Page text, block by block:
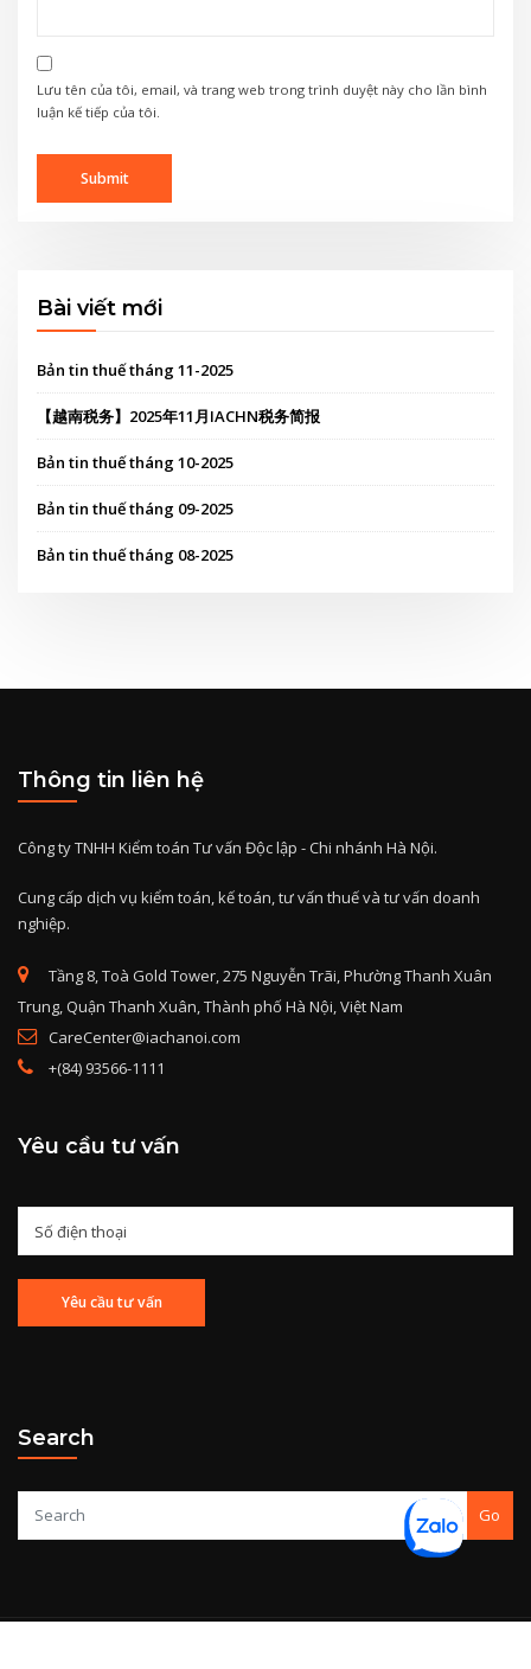
Lưu tên của tôi, email, và trang web trong trình duyệt này cho lần bình
luận kế tiếp của tôi.
Bài viết mới
Bản tin thuế tháng 11-2025
【越南税务】2025年11月IACHN税务简报
Bản tin thuế tháng 10-2025
Bản tin thuế tháng 09-2025
Bản tin thuế tháng 08-2025
Thông tin liên hệ
Công ty TNHH Kiểm toán Tư vấn Độc lập - Chi nhánh Hà Nội.
Cung cấp dịch vụ kiểm toán, kế toán, tư vấn thuế và tư vấn doanh
nghiệp.
Tầng 8, Toà Gold Tower, 275 Nguyễn Trãi, Phường Thanh Xuân
Trung, Quận Thanh Xuân, Thành phố Hà Nội, Việt Nam
CareCenter@iachanoi.com
+(84) 93566-1111
Yêu cầu tư vấn
Search
Go